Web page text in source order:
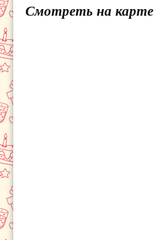
Смотреть на карте